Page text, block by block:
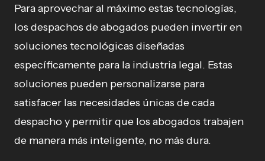
Para aprovechar al máximo estas tecnologías,
los despachos de abogados pueden invertir en
soluciones tecnológicas diseñadas
específicamente para la industria legal. Estas
soluciones pueden personalizarse para
satisfacer las necesidades únicas de cada
despacho y permitir que los abogados trabajen
de manera más inteligente, no más dura.